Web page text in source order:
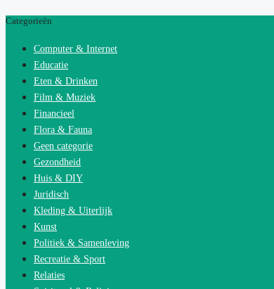
Categorieën
Computer & Internet
Educatie
Eten & Drinken
Film & Muziek
Financieel
Flora & Fauna
Geen categorie
Gezondheid
Huis & DIY
Juridisch
Kleding & Uiterlijk
Kunst
Politiek & Samenleving
Recreatie & Sport
Relaties